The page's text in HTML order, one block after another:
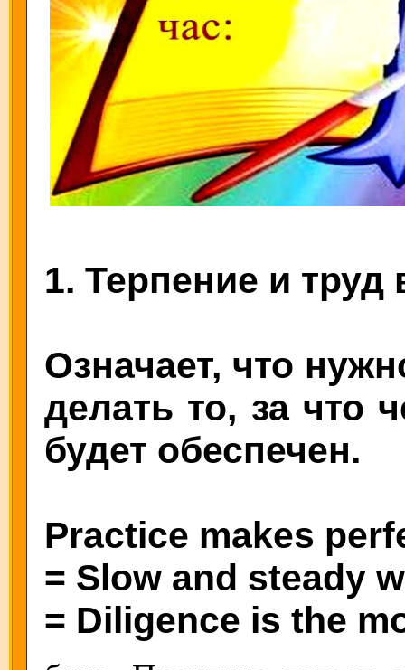
1. Терпение и труд
Означает, что
делать то, за что
будет обеспечен.
Practice makes
= Slow and steady
= Diligence is the